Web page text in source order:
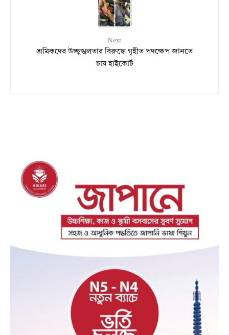
Next
শ্রমিকদের উচ্ছৃঙ্খলতার বিরুদ্ধে গৃহীত পদক্ষেপ জানতে
চায় হাইকোর্ট